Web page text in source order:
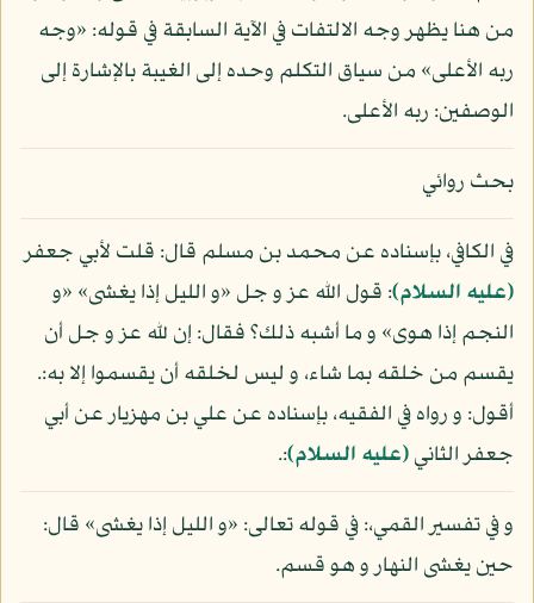
من هنا يظهر وجه الالتفات في الآية السابقة في قوله: «وجه
ربه الأعلى» من سياق التكلم وحده إلى الغيبة بالإشارة إلى
الوصفين: ربه الأعلى.
بحث روائي
في الكافي، بإسناده عن محمد بن مسلم قال: قلت لأبي جعفر
(عليه السلام): قول الله عز و جل «و الليل إذا يغشى» «و
النجم إذا هوى» و ما أشبه ذلك؟ فقال: إن لله عز و جل أن
يقسم من خلقه بما شاء، و ليس لخلقه أن يقسموا إلا به:.
أقول: و رواه في الفقيه، بإسناده عن علي بن مهزيار عن أبي
جعفر الثاني(عليه السلام):.
و في تفسير القمي،: في قوله تعالى: «و الليل إذا يغشى» قال:
حين يغشى النهار و هو قسم.